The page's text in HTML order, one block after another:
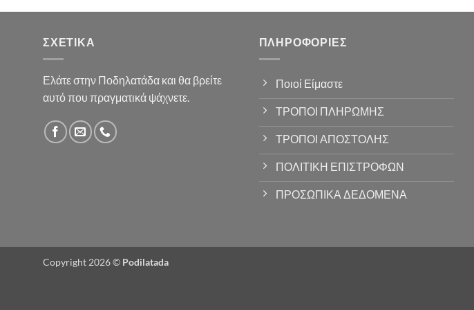
ΣΧΕΤΙΚΆ
Ελάτε στην Ποδηλατάδα και θα βρείτε
αυτό που πραγματικά ψάχνετε.
ΠΛΗΡΟΦΟΡΊΕΣ
Ποιοί Είμαστε
ΤΡΟΠΟΙ ΠΛΗΡΩΜΗΣ
ΤΡΟΠΟΙ ΑΠΟΣΤΟΛΗΣ
ΠΟΛΙΤΙΚΗ ΕΠΙΣΤΡΟΦΩΝ
ΠΡΟΣΩΠΙΚΑ ΔΕΔΟΜΕΝΑ
Copyright 2026 © Podilatada